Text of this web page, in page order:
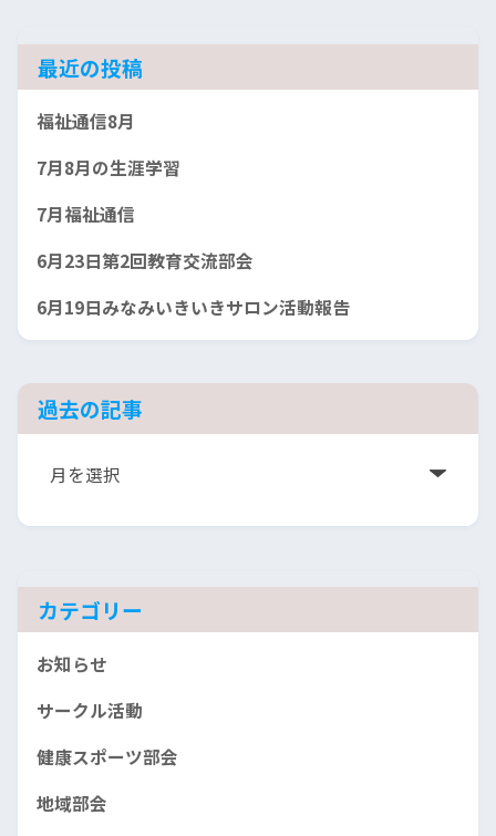
最近の投稿
福祉通信8月
7月8月の生涯学習
7月福祉通信
6月23日第2回教育交流部会
6月19日みなみいきいきサロン活動報告
過去の記事
ア
カ
ブ
カテゴリー
お知らせ
サークル活動
健康スポーツ部会
地域部会